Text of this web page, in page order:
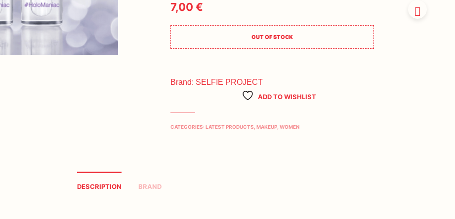
7,00€
OUT OF STOCK
Brand: SELFIE PROJECT
ADD TO WISHLIST
CATEGORIES:LATEST PRODUCTS ,MAKEUP ,WOMEN
DESCRIPTION BRAND